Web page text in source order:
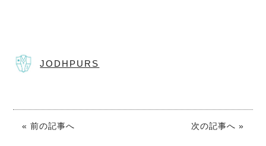
JODHPURS
« 前の記事へ 次の記事へ »